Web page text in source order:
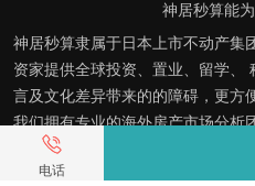
电话
神居秒算能
神居秒算隶属于日本上市不动产集
资家提供全球投资、置业、留学、
言及文化差异带来的的障碍，更方
我们拥有专业的海外房产市场分析
告，助您做出更高效、更精准的投
神居秒算——开启您的海外置业之旅